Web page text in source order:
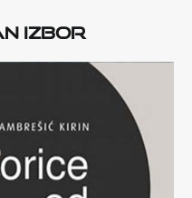
izbor